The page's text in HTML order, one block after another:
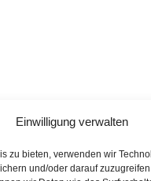
Einwilligung verwalten
zu bieten, verwenden wir
und/oder darauf